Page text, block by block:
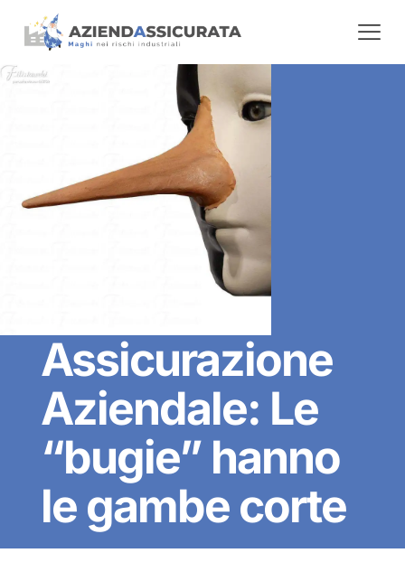
Assicurazione
Aziendale: Le
“bugie” hanno
le gambe corte